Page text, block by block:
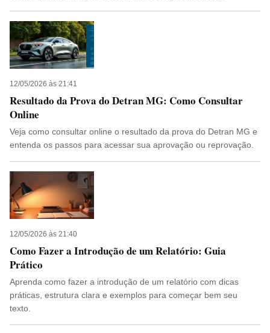
12/05/2026 às 21:41
Resultado da Prova do Detran MG: Como Consultar
Online
Veja como consultar online o resultado da prova do Detran MG e
entenda os passos para acessar sua aprovação ou reprovação.
12/05/2026 às 21:40
Como Fazer a Introdução de um Relatório: Guia
Prático
Aprenda como fazer a introdução de um relatório com dicas
práticas, estrutura clara e exemplos para começar bem seu
texto.